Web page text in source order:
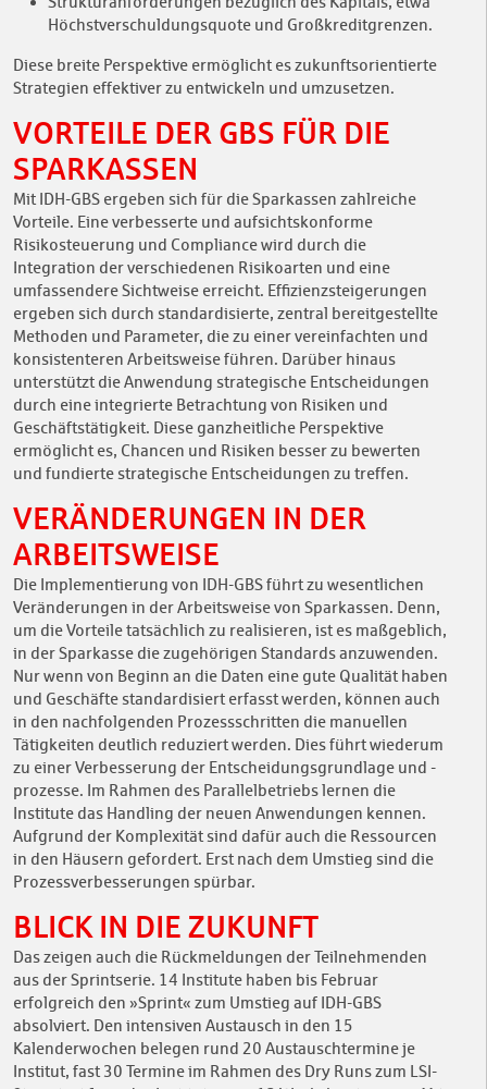
Höchstverschuldungsquote und Großkreditgrenzen.
Diese breite Perspektive ermöglicht es zukunftsorientierte
Strategien effektiver zu entwickeln und umzusetzen.
VORTEILE DER GBS FÜR DIE
SPARKASSEN
Mit IDH-GBS ergeben sich für die Sparkassen zahlreiche
Vorteile. Eine verbesserte und aufsichtskonforme
Risikosteuerung und Compliance wird durch die
Integration der verschiedenen Risikoarten und eine
umfassendere Sichtweise erreicht. Effizienzsteigerungen
ergeben sich durch standardisierte, zentral bereitgestellte
Methoden und Parameter, die zu einer vereinfachten und
konsistenteren Arbeitsweise führen. Darüber hinaus
unterstützt die Anwendung strategische Entscheidungen
durch eine integrierte Betrachtung von Risiken und
Geschäftstätigkeit. Diese ganzheitliche Perspektive
ermöglicht es, Chancen und Risiken besser zu bewerten
und fundierte strategische Entscheidungen zu treffen.
VERÄNDERUNGEN IN DER
ARBEITSWEISE
Die Implementierung von IDH-GBS führt zu wesentlichen
Veränderungen in der Arbeitsweise von Sparkassen. Denn,
um die Vorteile tatsächlich zu realisieren, ist es maßgeblich,
in der Sparkasse die zugehörigen Standards anzuwenden.
Nur wenn von Beginn an die Daten eine gute Qualität haben
und Geschäfte standardisiert erfasst werden, können auch
in den nachfolgenden Prozessschritten die manuellen
Tätigkeiten deutlich reduziert werden. Dies führt wiederum
zu einer Verbesserung der Entscheidungsgrundlage und -
prozesse. Im Rahmen des Parallelbetriebs lernen die
Institute das Handling der neuen Anwendungen kennen.
Aufgrund der Komplexität sind dafür auch die Ressourcen
in den Häusern gefordert. Erst nach dem Umstieg sind die
Prozessverbesserungen spürbar.
BLICK IN DIE ZUKUNFT
Das zeigen auch die Rückmeldungen der Teilnehmenden
aus der Sprintserie. 14 Institute haben bis Februar
erfolgreich den »Sprint« zum Umstieg auf IDH-GBS
absolviert. Den intensiven Austausch in den 15
Kalenderwochen belegen rund 20 Austauschtermine je
Institut, fast 30 Termine im Rahmen des Dry Runs zum LSI-